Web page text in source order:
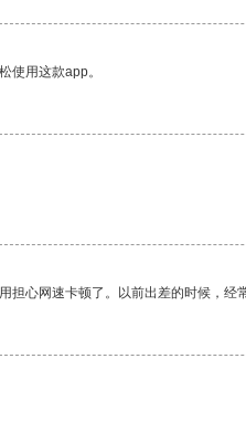
使用这款app。
心网速卡顿了。以前出差的时候，经